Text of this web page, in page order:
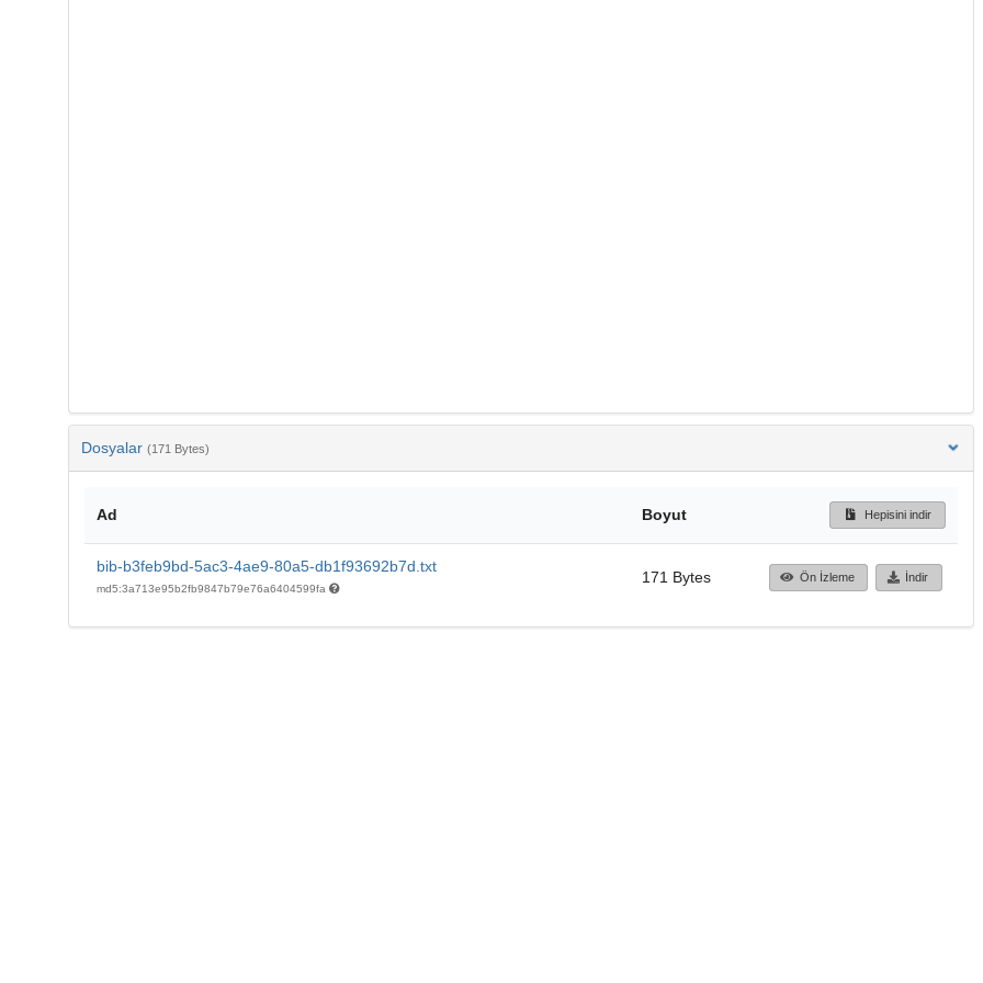
Dosyalar (171 Bytes)
Ad Boyut Hepisini indir
bib-b3feb9bd-5ac3-4ae9-80a5-db1f93692b7d.txt
md5:3a713e95b2fb9847b79e76a6404599fa
171 Bytes Ön İzleme İndir